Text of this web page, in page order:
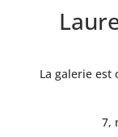
La galerie est
7,